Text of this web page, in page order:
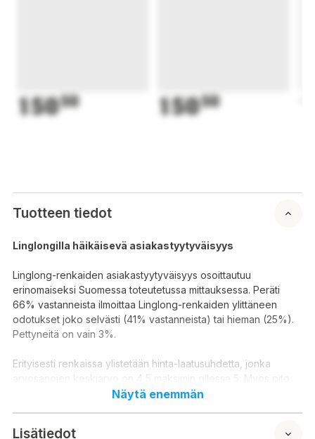
15050 15050
Tuotteen tiedot
Linglongilla häikäisevä asiakastyytyväisyys
Linglong-renkaiden asiakastyytyväisyys osoittautuu
erinomaiseksi Suomessa toteutetussa mittauksessa. Peräti
66% vastanneista ilmoittaa Linglong-renkaiden ylittäneen
odotukset joko selvästi (41% vastanneista) tai hieman (25%).
Pettyneitä on vain 3%.
Erityisesti renkaissa ylistetään hinta-laatusuhdetta, jonka
arvosanojen keskiarvo on 4,5 maksimin ollessa 5. Myös pito
kuivalla (4,4 / 5) saa erinomaisen arvosanan. Renkaan muut
Näytä enemmän
Lisätiedot